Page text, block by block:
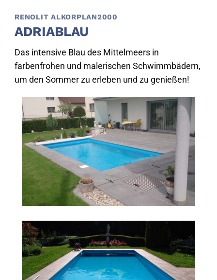
RENOLIT ALKORPLAN2000
ADRIABLAU
Das intensive Blau des Mittelmeers in
farbenfrohen und malerischen Schwimmbädern,
um den Sommer zu erleben und zu genießen!